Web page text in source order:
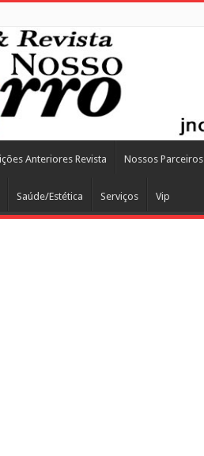
Anteriores Revista Nossos Parceiros
Saúde/Estética Serviços Vip